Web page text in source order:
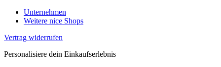
Unternehmen
Weitere nice Shops
Vertrag widerrufen
Personalisiere dein Einkaufserlebnis